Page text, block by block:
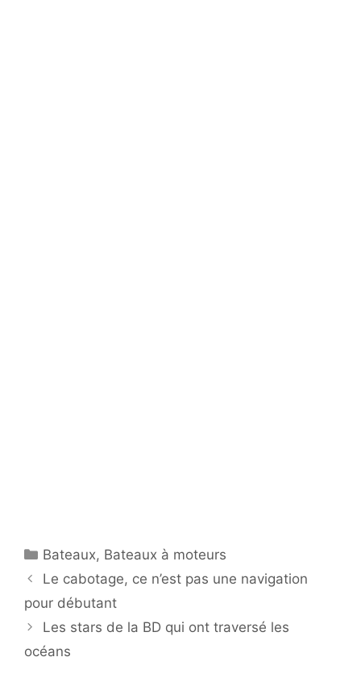
Catégories
Bateaux, Bateaux à moteurs
Le cabotage, ce n’est pas une navigation
pour débutant
Les stars de la BD qui ont traversé les
océans